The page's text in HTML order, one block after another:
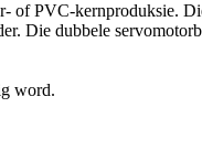
PVC-kernproduksie.
Die dubbele
word.